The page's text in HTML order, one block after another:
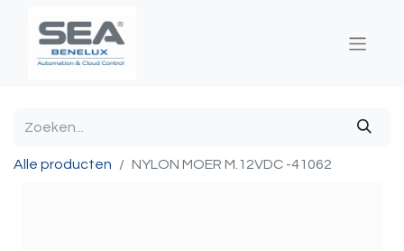
Alle producten NYLON MOER M.12VDC -41062